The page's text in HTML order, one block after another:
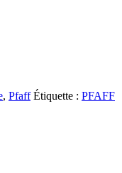
, Pfaff Étiquette : PFAFF